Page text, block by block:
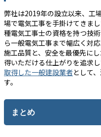
弊社は2019年の設立以来、工
場で電気工事を手掛けてきま
種電気工事士の資格を持つ技
ら一般電気工事まで幅広く対
施工品質と、安全を最優先に
得いただける仕上がりを追求し
取得した一般建設業者として
す。
まとめ